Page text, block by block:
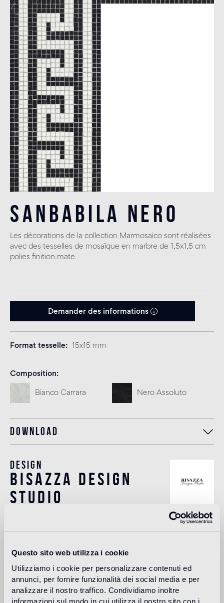
Questo sito web utilizza i cookie
Utilizziamo i cookie per personalizzare contenuti ed
annunci, per fornire funzionalità dei social media e per
analizzare il nostro traffico. Condividiamo inoltre
informazioni sul modo in cui utilizza il nostro sito con i
Sanbabila Nero
Les décorations de la collection Marmosaico sont réalisées
avec des tesselles de mosaïque en marbre de 1,5x1,5 cm
polies finition mate.
Demander des informations
Format tesselle 15x15 mm
Composition
Bianco Carrara Nero Assoluto
Download
Design
bisazza design
studio
The Bisazza Design Studio is an internal team within the
designers collaborating with Bisazza in the development of
new collections, it contributes to expanding the company's
product range with original decorative proposals.